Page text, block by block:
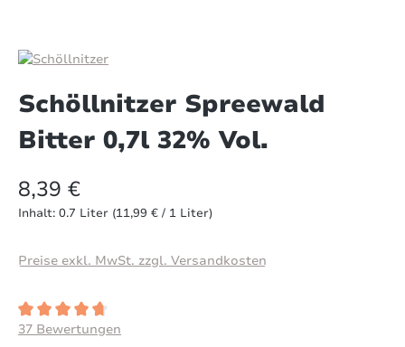
Schöllnitzer Spreewald
Bitter 0,7l 32% Vol.
8,39 €
Inhalt: 0.7 Liter (11,99 € / 1 Liter)
Preise exkl. MwSt. zzgl. Versandkosten
Durchschnittliche Bewertung von 4.8 von 5 Sternen
37 Bewertungen